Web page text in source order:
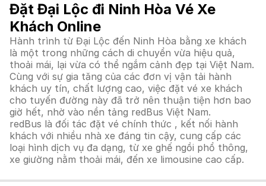
Đặt Đại Lộc đi Ninh Hòa Vé Xe
Khách Online
Hành trình từ Đại Lộc đến Ninh Hòa bằng xe khách
là một trong những cách di chuyển vừa hiệu quả,
thoải mái, lại vừa có thể ngắm cảnh đẹp tại Việt Nam.
Cùng với sự gia tăng của các đơn vị vận tải hành
khách uy tín, chất lượng cao, việc đặt vé xe khách
cho tuyến đường này đã trở nên thuận tiện hơn bao
giờ hết, nhờ vào nền tảng redBus Việt Nam.
redBus là đối tác đặt vé chính thức , kết nối hành
khách với nhiều nhà xe đáng tin cậy, cung cấp các
loại hình dịch vụ đa dạng, từ xe ghế ngồi phổ thông,
xe giường nằm thoải mái, đến xe limousine cao cấp.